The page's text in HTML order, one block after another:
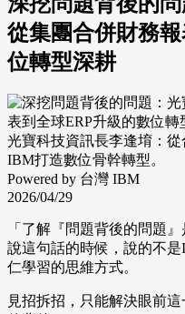
從集團合併財務
位轉型深耕
光寶科技資訊長李逢堉：
IBM打造數位骨幹轉型。
Powered by 台灣 IBM
2026/04/29
「了解『問題背後的問題
說這句話的時候，說的不
仁學習的思維方式。
見招拆招，只能解決眼前